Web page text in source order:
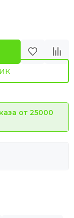
от 25000